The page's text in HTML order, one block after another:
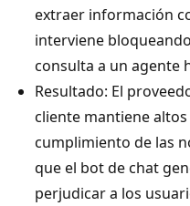
extraer información
interviene
consulta a un agente
Resultado: El
cliente mantiene
cumplimiento de las
que el bot de chat
perjudicar a los